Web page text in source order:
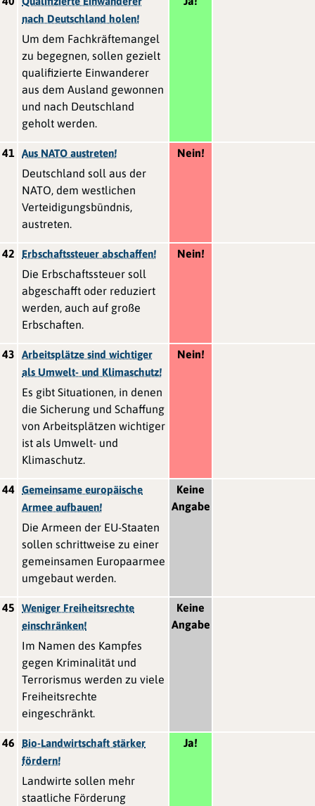
nach Deutschland holen!
Um dem Fachkräftemangel
zu begegnen, sollen gezielt
qualifizierte Einwanderer
aus dem Ausland gewonnen
und nach Deutschland
geholt werden.
41 Aus NATO austreten!
Deutschland soll aus der
NATO, dem westlichen
Verteidigungsbündnis,
austreten.
Nein!
42 Erbschaftssteuer abschaffen!
Die Erbschaftssteuer soll
abgeschafft oder reduziert
werden, auch auf große
Erbschaften.
Nein!
43
Arbeitsplätze sind wichtiger
als Umwelt- und Klimaschutz!
Es gibt Situationen, in denen
die Sicherung und Schaffung
von Arbeitsplätzen wichtiger
ist als Umwelt- und
Klimaschutz.
Nein!
44 Gemeinsame europäische
Armee aufbauen!
Die Armeen der EU-Staaten
sollen schrittweise zu einer
gemeinsamen Europaarmee
umgebaut werden.
Keine
Angabe
45
Weniger Freiheitsrechte
einschränken!
Im Namen des Kampfes
gegen Kriminalität und
Terrorismus werden zu viele
Freiheitsrechte
eingeschränkt.
Keine
Angabe
46
Bio-Landwirtschaft stärker
fördern!
Landwirte sollen mehr
staatliche Förderung
Ja!